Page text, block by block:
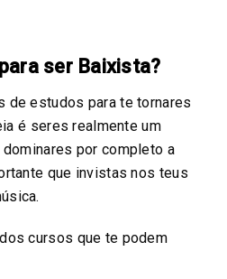
ser Baixista?
de estudos para te tornares
é seres realmente um
por completo a
que invistas nos teus
cursos que te podem